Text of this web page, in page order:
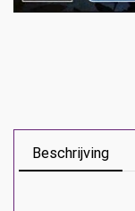
Beschrijving